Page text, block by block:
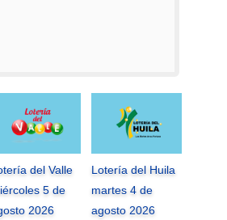
del Valle
5 de
2026
Lotería del Huila
martes 4 de
agosto 2026